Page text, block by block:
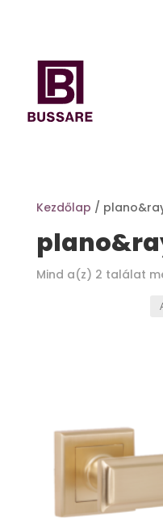
Kezdőlap /
Mind a(z) 2 találat